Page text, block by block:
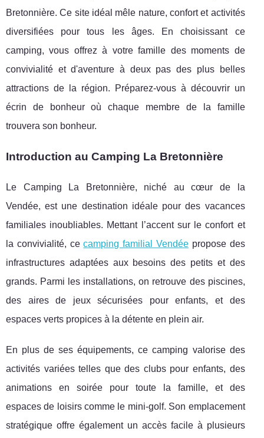
Bretonnière. Ce site idéal mêle nature, confort et activités
diversifiées pour tous les âges. En choisissant ce
camping, vous offrez à votre famille des moments de
convivialité et d'aventure à deux pas des plus belles
attractions de la région. Préparez-vous à découvrir un
écrin de bonheur où chaque membre de la famille
trouvera son bonheur.
Introduction au Camping La Bretonnière
Le Camping La Bretonnière, niché au cœur de la
Vendée, est une destination idéale pour des vacances
familiales inoubliables. Mettant l’accent sur le confort et
la convivialité, cecamping familial Vendée propose des
infrastructures adaptées aux besoins des petits et des
grands. Parmi les installations, on retrouve des piscines,
des aires de jeux sécurisées pour enfants, et des
espaces verts propices à la détente en plein air.
En plus de ses équipements, ce camping valorise des
activités variées telles que des clubs pour enfants, des
animations en soirée pour toute la famille, et des
espaces de loisirs comme le mini-golf. Son emplacement
stratégique offre également un accès facile à plusieurs